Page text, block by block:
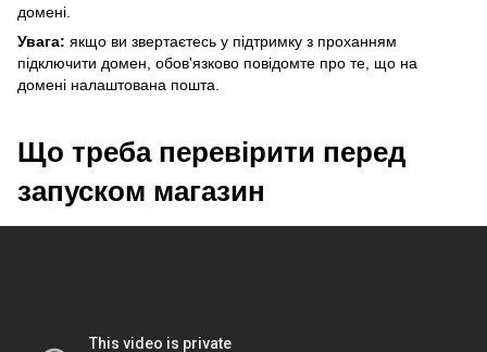
домені.
Увага: якщо ви звертаєтесь у підтримку з проханням
підключити домен, обов'язково повідомте про те, що на
домені налаштована пошта.
Що треба перевірити перед
запуском магазин